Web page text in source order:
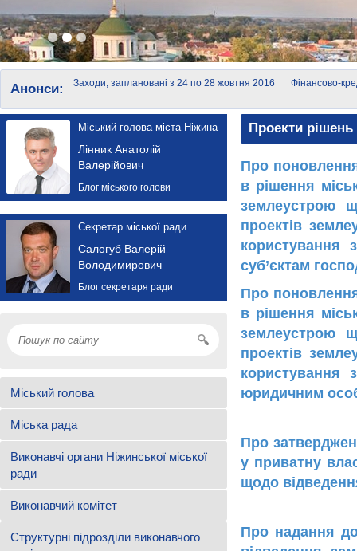
Анонси:
Заходи, заплановані з 24 по 28 жовтня 2016
Фінансово-
Міський голова міста Ніжина
Лінник Анатолій
Валерійович
Блог міського голови
Секретар міської ради
Салогуб Валерій
Володимирович
Блог секретаря ради
Міський голова
Міська рада
Виконавчі органи Ніжинської міської
ради
Виконавчий комітет
Структурні підрозділи виконавчого
Проекти рішень
Про
в рішення
землеустрою
проектів
користування
суб’єктам
Про
в рішення
землеустрою
проектів
користування
юридичним
Про
у приватну
щодо
Про надання